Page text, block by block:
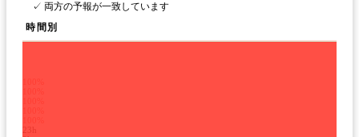
✓ 両方の予報が一致しています
時間別